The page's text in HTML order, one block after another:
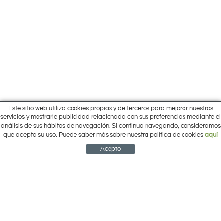
Inicio
Ofertas
Marcas
Pol. Cantalgallo Calle A Naves 10-12
ARACENA (Huelva)
959 12 63 64
info@electrobricogarden.com
CUENTA CESTA
Este sitio web utiliza cookies propias y de terceros para mejorar nuestros
servicios y mostrarle publicidad relacionada con sus preferencias mediante el
análisis de sus hábitos de navegación. Si continua navegando, consideramos
que acepta su uso. Puede saber más sobre nuestra política de cookies aquí
Acepto